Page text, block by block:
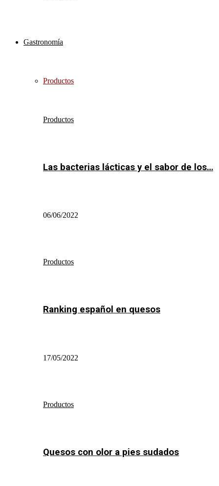
Gastronomía
Productos
Productos
Las bacterias lácticas y el sabor de los…
06/06/2022
Productos
Ranking español en quesos
17/05/2022
Productos
Quesos con olor a pies sudados